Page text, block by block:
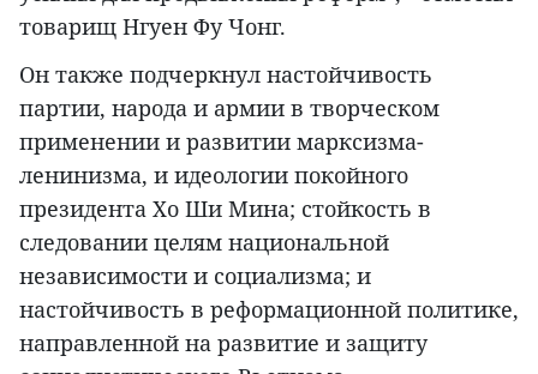
товарищ Нгуен Фу Чонг.
Он также подчеркнул настойчивость
партии, народа и армии в творческом
применении и развитии марксизма-
ленинизма, и идеологии покойного
президента Хо Ши Мина; стойкость в
следовании целям национальной
независимости и социализма; и
настойчивость в реформационной политике,
направленной на развитие и защиту